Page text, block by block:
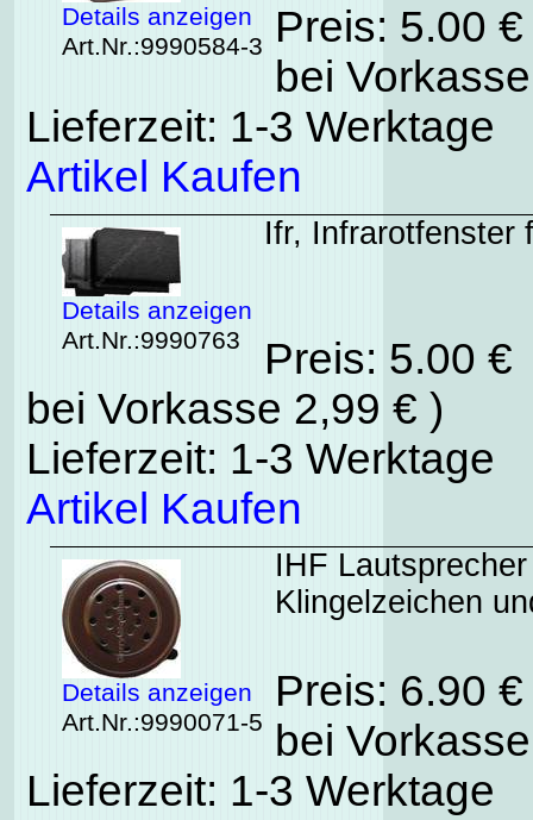
Details anzeigen
Art.Nr.:9990584-3 Preis: 5.00
bei
Lieferzeit: 1-3 Werktage
Artikel Kaufen
Details anzeigen
Art.Nr.:9990763
Ifr, Infrarotfenster
Preis: 5.00
bei Vorkasse 2,99 € )
Lieferzeit: 1-3 Werktage
Artikel Kaufen
Details anzeigen
Art.Nr.:9990071-5
IHF
Klingelzeichen
Preis: 6.90
bei
Lieferzeit: 1-3 Werktage